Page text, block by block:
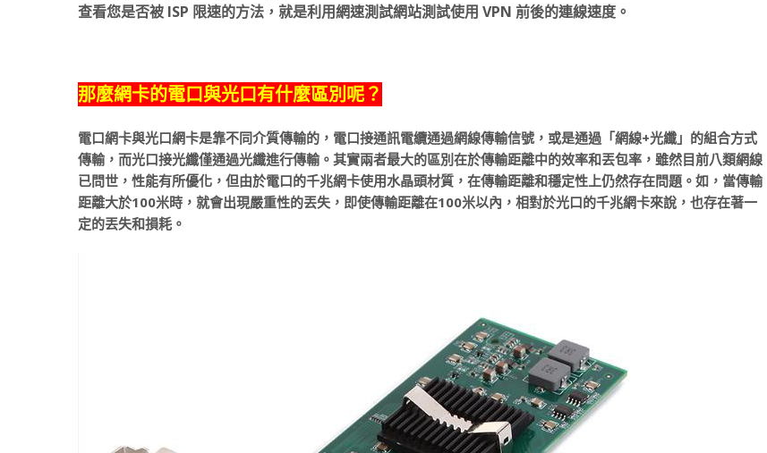
查看您是否被 ISP 限速的方法，就是利用網速測試網站測試使用 VPN 前後的連線速度。
那麼網卡的電口與光口有什麼區別呢？
電口網卡與光口網卡是靠不同介質傳輸的，電口接通訊電纜通過網線傳輸信號，或是通過「網線+光纖」的組合方式
傳輸，而光口接光纖僅通過光纖進行傳輸。其實兩者最大的區別在於傳輸距離中的效率和丟包率，雖然目前八類網線
已問世，性能有所優化，但由於電口的千兆網卡使用水晶頭材質，在傳輸距離和穩定性上仍然存在問題。如，當傳輸
距離大於100米時，就會出現嚴重性的丟失，即使傳輸距離在100米以內，相對於光口的千兆網卡來說，也存在著一
定的丟失和損耗。